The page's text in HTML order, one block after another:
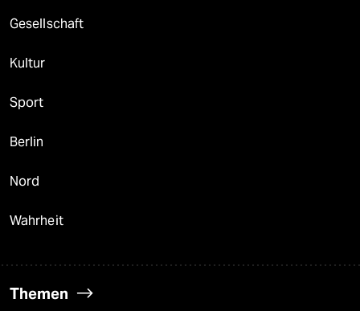
Gesellschaft
Kultur
Sport
Berlin
Nord
Wahrheit
Themen